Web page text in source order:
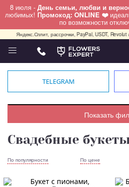
8 июля - День семьи, любви и
любимых! Промокод: ONLINE ❤️
по возможности
Яндекс.Сплит, рассрочки, PayPal, USDT, Revolut и
Телефон
+7 (495) 982-55-05
Москва, Бауманская 20 стр
работаем круглосуточно
TELEGRAM
Показать
Свадебные
По популярности По цене